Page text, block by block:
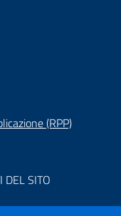
(RPP)
SITO